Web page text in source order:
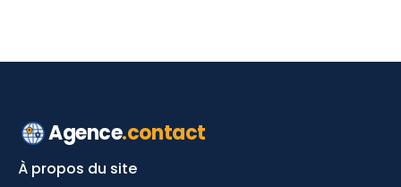
Agence.contact
À propos du site